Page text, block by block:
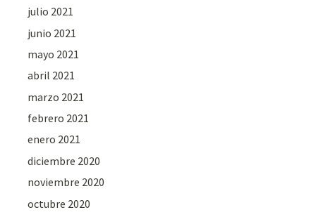
julio 2021
junio 2021
mayo 2021
abril 2021
marzo 2021
febrero 2021
enero 2021
diciembre 2020
noviembre 2020
octubre 2020